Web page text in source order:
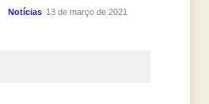
Notícias 13 de março de 2021